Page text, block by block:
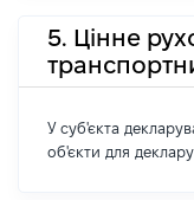
5. Цінне
У суб'єкта
об'єкти для